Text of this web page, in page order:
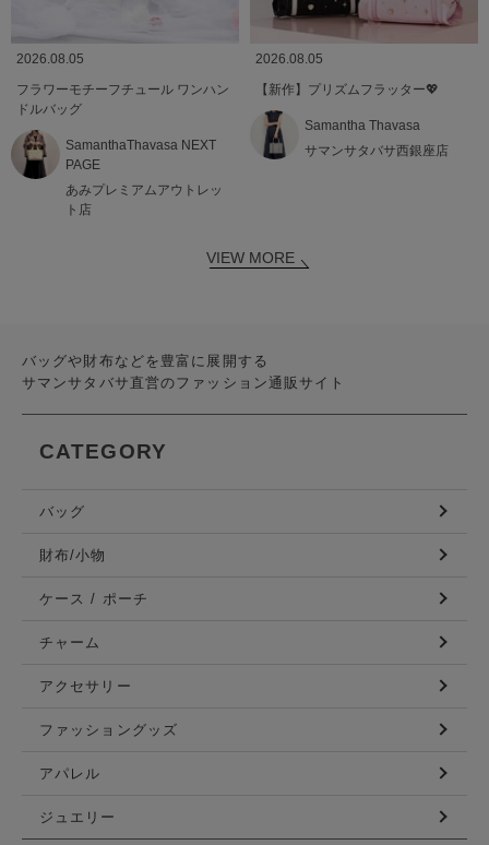
2026.08.05
フラワーモチーフチュール ワンハン
ドルバッグ
SamanthaThavasa NEXT
PAGE
あみプレミアムアウトレッ
ト店
2026.08.05
【新作】プリズムフラッター💖
Samantha Thavasa
サマンサタバサ西銀座店
VIEW MORE
バッグや財布などを豊富に展開する
サマンサタバサ直営のファッション通販サイト
CATEGORY
バッグ
財布/小物
ケース / ポーチ
チャーム
アクセサリー
ファッショングッズ
アパレル
ジュエリー